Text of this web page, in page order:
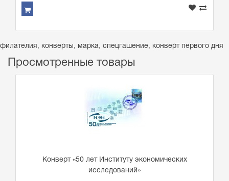
филателия, конверты, марка, спецгашение, конверт первого дня
Просмотренные товары
Конверт «50 лет Институту экономических
исследований»